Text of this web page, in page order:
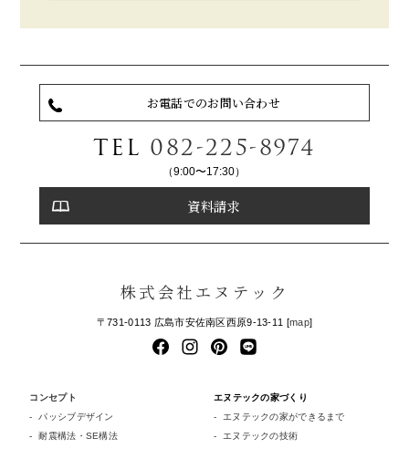
お電話でのお問い合わせ
TEL 082-225-8974
（9:00〜17:30）
資料請求
株式会社エヌテック
〒731-0113 広島市安佐南区西原9-13-11 [map]
コンセプト
パッシブデザイン
耐震構法・SE構法
エヌテックの家づくり
エヌテックの家ができるまで
エヌテックの技術